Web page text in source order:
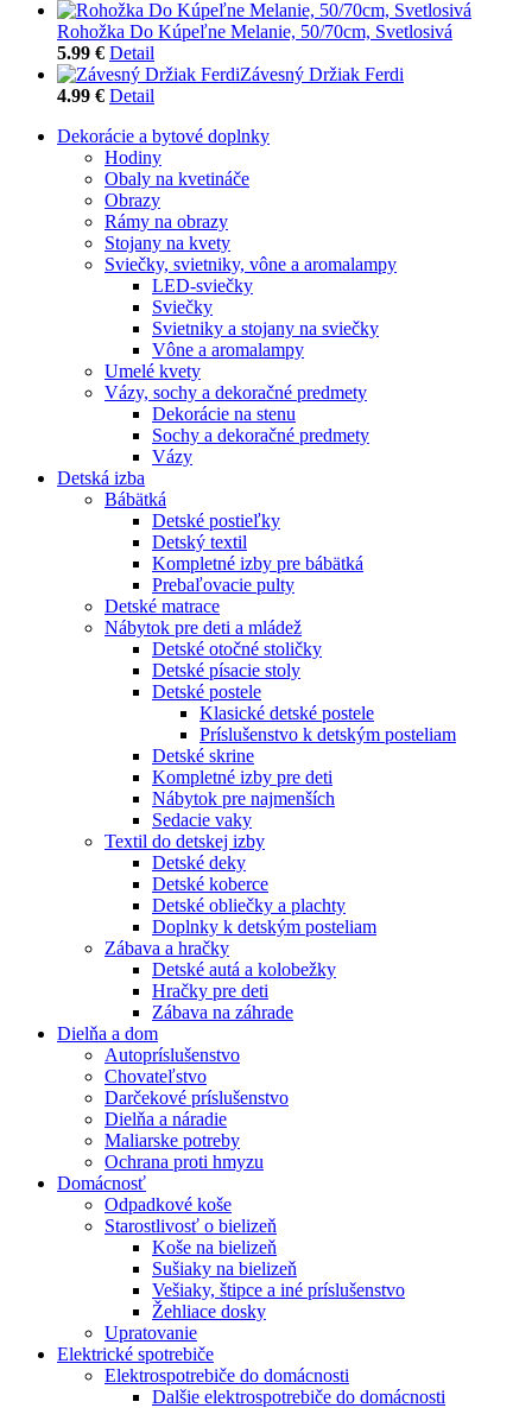
Rohožka Do Kúpeľne Melanie, 50/70cm, Svetlosivá
5.99 € Detail
Závesný Držiak Ferdi
4.99 € Detail
Dekorácie a bytové doplnky
Hodiny
Obaly na kvetináče
Obrazy
Rámy na obrazy
Stojany na kvety
Sviečky, svietniky, vône a aromalampy
LED-sviečky
Sviečky
Svietniky a stojany na sviečky
Vône a aromalampy
Umelé kvety
Vázy, sochy a dekoračné predmety
Dekorácie na stenu
Sochy a dekoračné predmety
Vázy
Detská izba
Bábätká
Detské postieľky
Detský textil
Kompletné izby pre bábätká
Prebaľovacie pulty
Detské matrace
Nábytok pre deti a mládež
Detské otočné stoličky
Detské písacie stoly
Detské postele
Klasické detské postele
Príslušenstvo k detským posteliam
Detské skrine
Kompletné izby pre deti
Nábytok pre najmenších
Sedacie vaky
Textil do detskej izby
Detské deky
Detské koberce
Detské obliečky a plachty
Doplnky k detským posteliam
Zábava a hračky
Detské autá a kolobežky
Hračky pre deti
Zábava na záhrade
Dielňa a dom
Autopríslušenstvo
Chovateľstvo
Darčekové príslušenstvo
Dielňa a náradie
Maliarske potreby
Ochrana proti hmyzu
Domácnosť
Odpadkové koše
Starostlivosť o bielizeň
Koše na bielizeň
Sušiaky na bielizeň
Vešiaky, štipce a iné príslušenstvo
Žehliace dosky
Upratovanie
Elektrické spotrebiče
Elektrospotrebiče do domácnosti
Dalšie elektrospotrebiče do domácnosti